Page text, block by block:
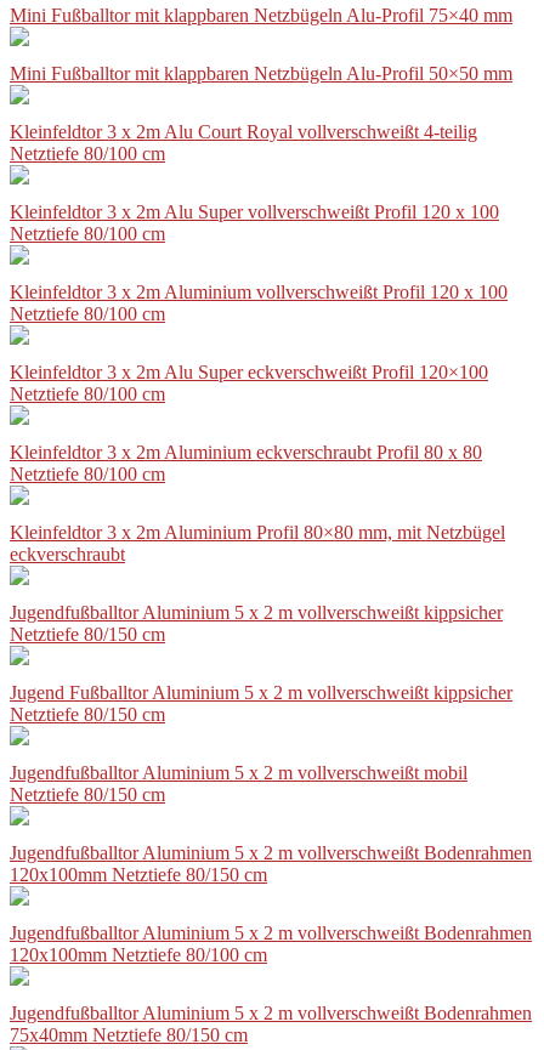
Mini Fußballtor mit klappbaren Netzbügeln Alu-Profil 75×40 mm
Mini Fußballtor mit klappbaren Netzbügeln Alu-Profil 50×50 mm
Kleinfeldtor 3 x 2m Alu Court Royal vollverschweißt 4-teilig
Netztiefe 80/100 cm
Kleinfeldtor 3 x 2m Alu Super vollverschweißt Profil 120 x 100
Netztiefe 80/100 cm
Kleinfeldtor 3 x 2m Aluminium vollverschweißt Profil 120 x 100
Netztiefe 80/100 cm
Kleinfeldtor 3 x 2m Alu Super eckverschweißt Profil 120×100
Netztiefe 80/100 cm
Kleinfeldtor 3 x 2m Aluminium eckverschraubt Profil 80 x 80
Netztiefe 80/100 cm
Kleinfeldtor 3 x 2m Aluminium Profil 80×80 mm, mit Netzbügel
eckverschraubt
Jugendfußballtor Aluminium 5 x 2 m vollverschweißt kippsicher
Netztiefe 80/150 cm
Jugend Fußballtor Aluminium 5 x 2 m vollverschweißt kippsicher
Netztiefe 80/150 cm
Jugendfußballtor Aluminium 5 x 2 m vollverschweißt mobil
Netztiefe 80/150 cm
Jugendfußballtor Aluminium 5 x 2 m vollverschweißt Bodenrahmen
120x100mm Netztiefe 80/150 cm
Jugendfußballtor Aluminium 5 x 2 m vollverschweißt Bodenrahmen
120x100mm Netztiefe 80/100 cm
Jugendfußballtor Aluminium 5 x 2 m vollverschweißt Bodenrahmen
75x40mm Netztiefe 80/150 cm